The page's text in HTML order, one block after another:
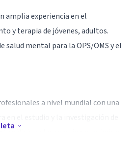
amplia experiencia en el
y terapia de jóvenes, adultos.
salud mental para la OPS/OMS y el
a nivel mundial con una
análisis de las reacciones químicas